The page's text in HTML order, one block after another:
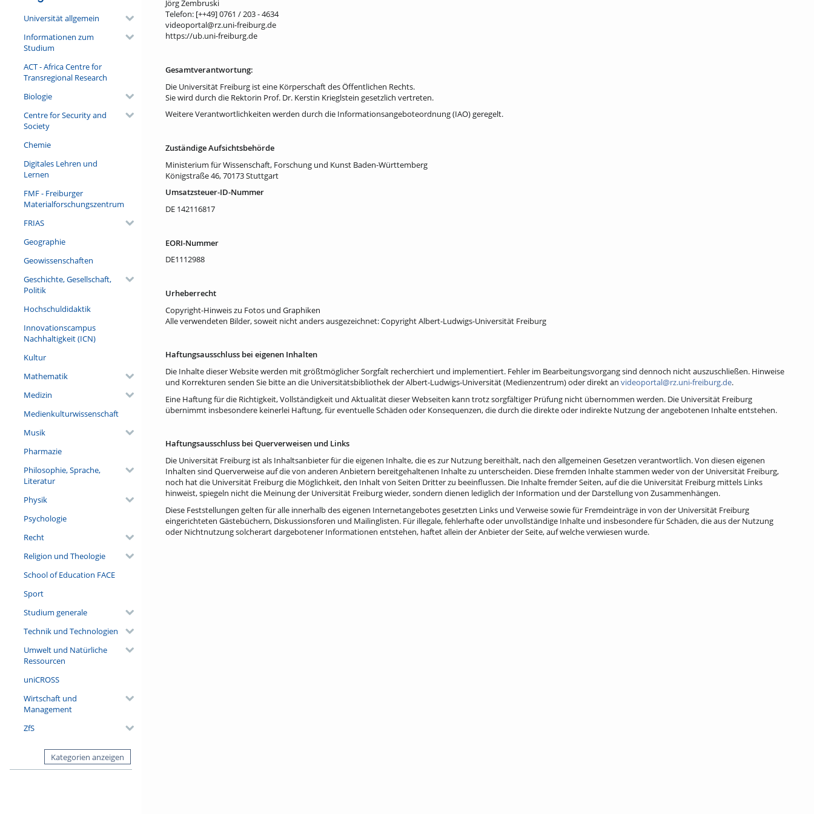
Universität allgemein
Informationen zum
Studium
ACT - Africa Centre for
Transregional Research
Biologie
Centre for Security and
Society
Chemie
Digitales Lehren und
Lernen
FMF - Freiburger
Materialforschungszentrum
FRIAS
Geographie
Geowissenschaften
Geschichte, Gesellschaft,
Politik
Hochschuldidaktik
Innovationscampus
Nachhaltigkeit (ICN)
Kultur
Mathematik
Medizin
Medienkulturwissenschaft
Musik
Pharmazie
Philosophie, Sprache,
Literatur
Physik
Psychologie
Recht
Religion und Theologie
School of Education FACE
Sport
Studium generale
Technik und Technologien
Umwelt und Natürliche
Ressourcen
uniCROSS
Wirtschaft und
Management
ZfS
Kategorien anzeigen
Jörg Zembruski
Telefon: [++49] 0761 / 203 - 4634
videoportal@rz.uni-freiburg.de
https://ub.uni-freiburg.de
Gesamtverantwortung:
Die Universität Freiburg ist eine Körperschaft des Öffentlichen Rechts.
Sie wird durch die Rektorin Prof. Dr. Kerstin Krieglstein gesetzlich vertreten.
Weitere Verantwortlichkeiten werden durch die Informationsangeboteordnung (IAO) geregelt.
Zuständige Aufsichtsbehörde
Ministerium für Wissenschaft, Forschung und Kunst Baden-Württemberg
Königstraße 46, 70173 Stuttgart
Umsatzsteuer-ID-Nummer
DE 142116817
EORI-Nummer
DE1112988
Urheberrecht
Copyright-Hinweis zu Fotos und Graphiken
Alle verwendeten Bilder, soweit nicht anders ausgezeichnet: Copyright Albert-Ludwigs-Universität Freiburg
Haftungsausschluss bei eigenen Inhalten
Die Inhalte dieser Website werden mit größtmöglicher Sorgfalt recherchiert und implementiert. Fehler im Bearbeitungsvorgang sind dennoch nicht auszuschließen. Hinweise
und Korrekturen senden Sie bitte an die Universitätsbibliothek der Albert-Ludwigs-Universität (Medienzentrum) oder direkt an videoportal@rz.uni-freiburg.de.
Eine Haftung für die Richtigkeit, Vollständigkeit und Aktualität dieser Webseiten kann trotz sorgfältiger Prüfung nicht übernommen werden. Die Universität Freiburg
übernimmt insbesondere keinerlei Haftung, für eventuelle Schäden oder Konsequenzen, die durch die direkte oder indirekte Nutzung der angebotenen Inhalte entstehen.
Haftungsausschluss bei Querverweisen und Links
Die Universität Freiburg ist als Inhaltsanbieter für die eigenen Inhalte, die es zur Nutzung bereithält, nach den allgemeinen Gesetzen verantwortlich. Von diesen eigenen
Inhalten sind Querverweise auf die von anderen Anbietern bereitgehaltenen Inhalte zu unterscheiden. Diese fremden Inhalte stammen weder von der Universität Freiburg,
noch hat die Universität Freiburg die Möglichkeit, den Inhalt von Seiten Dritter zu beeinflussen. Die Inhalte fremder Seiten, auf die die Universität Freiburg mittels Links
hinweist, spiegeln nicht die Meinung der Universität Freiburg wieder, sondern dienen lediglich der Information und der Darstellung von Zusammenhängen.
Diese Feststellungen gelten für alle innerhalb des eigenen Internetangebotes gesetzten Links und Verweise sowie für Fremdeinträge in von der Universität Freiburg
eingerichteten Gästebüchern, Diskussionsforen und Mailinglisten. Für illegale, fehlerhafte oder unvollständige Inhalte und insbesondere für Schäden, die aus der Nutzung
oder Nichtnutzung solcherart dargebotener Informationen entstehen, haftet allein der Anbieter der Seite, auf welche verwiesen wurde.